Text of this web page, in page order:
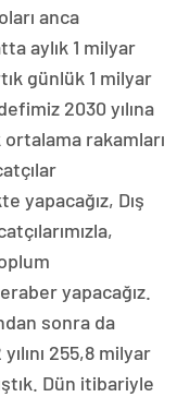
anca
aylık 1 milyar
günlük 1 milyar
2030 yılına
rakamları
yapacağız, Dış
yapacağız.
sonra da
255,8 milyar
Dün itibariyle